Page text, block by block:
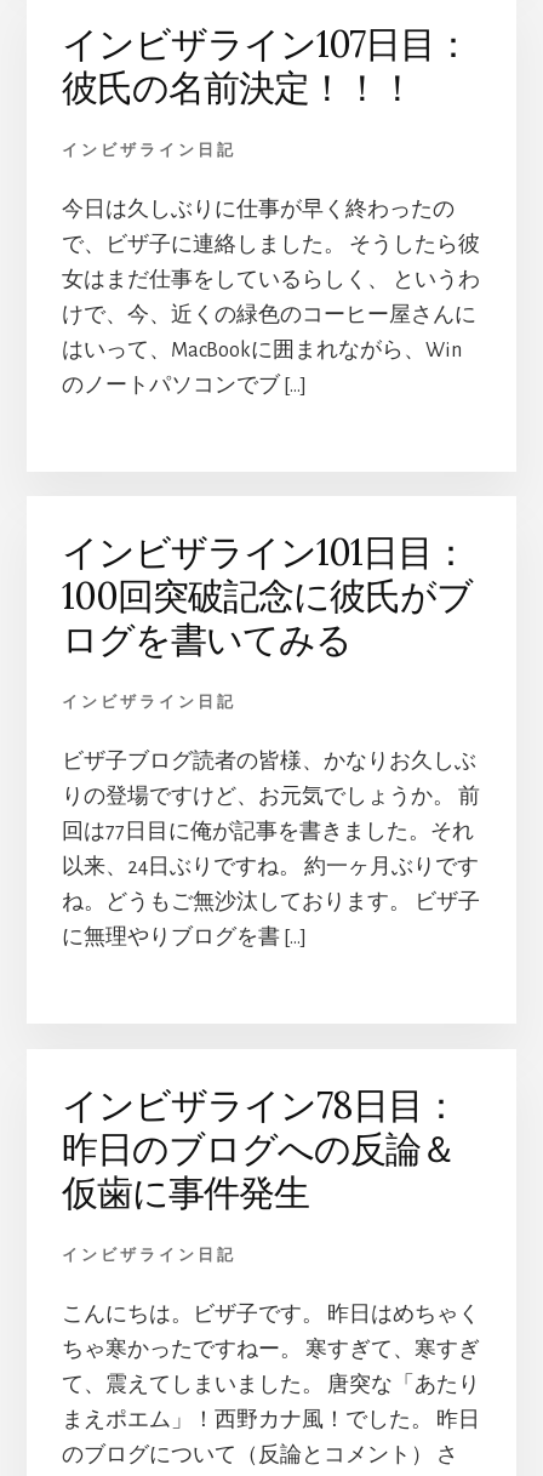
インビザライン107日目：
彼氏の名前決定！！！
インビザライン日記
今日は久しぶりに仕事が早く終わったの
で、ビザ子に連絡しました。 そうしたら彼
女はまだ仕事をしているらしく、 というわ
けで、今、近くの緑色のコーヒー屋さんに
はいって、MacBookに囲まれながら、Win
のノートパソコンでブ […]
インビザライン101日目：
100回突破記念に彼氏がブ
ログを書いてみる
インビザライン日記
ビザ子ブログ読者の皆様、かなりお久しぶ
りの登場ですけど、お元気でしょうか。 前
回は77日目に俺が記事を書きました。それ
以来、24日ぶりですね。 約一ヶ月ぶりです
ね。どうもご無沙汰しております。 ビザ子
に無理やりブログを書 […]
インビザライン78日目：
昨日のブログへの反論＆
仮歯に事件発生
インビザライン日記
こんにちは。ビザ子です。 昨日はめちゃく
ちゃ寒かったですねー。 寒すぎて、寒すぎ
て、震えてしまいました。 唐突な「あたり
まえポエム」！西野カナ風！でした。 昨日
のブログについて（反論とコメント） さ